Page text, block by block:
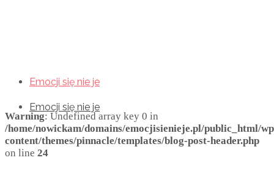
Emocji się nie je
Emocji się nie je
Warning: Undefined array key 0 in
/home/nowickam/domains/emocjisienieje.pl/public_html/
content/themes/pinnacle/templates/blog-post-header.php
on line 24